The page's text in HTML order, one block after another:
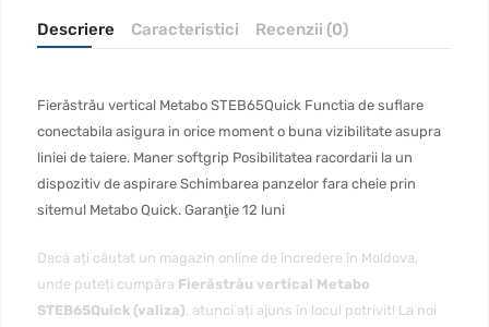
Descriere Caracteristici Recenzii (0)
Fierăstrău vertical Metabo STEB65Quick Functia de suflare
conectabila asigura in orice moment o buna vizibilitate asupra
liniei de taiere. Maner softgrip Posibilitatea racordarii la un
dispozitiv de aspirare Schimbarea panzelor fara cheie prin
sitemul Metabo Quick. Garanţie 12 luni
Dacă ați căutat un magazin online de încredere în Moldova,
unde puteți cumpăra Fierăstrău vertical Metabo
STEB65Quick (valiza), atunci ați ajuns în locul potrivit! La noi